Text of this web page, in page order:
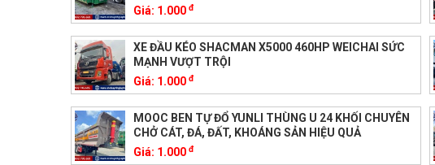
Giá: 1.000 đ
XE ĐẦU KÉO SHACMAN X5000 460HP WEICHAI SỨC
MẠNH VƯỢT TRỘI
Giá: 1.000 đ
MOOC BEN TỰ ĐỔ YUNLI THÙNG U 24 KHỐI CHUYÊN
CHỞ CÁT, ĐÁ, ĐẤT, KHOÁNG SẢN HIỆU QUẢ
Giá: 1.000 đ